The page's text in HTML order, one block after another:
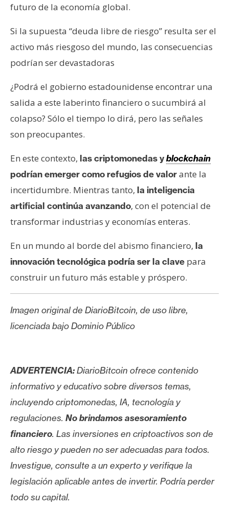
futuro de la economía global.
Si la supuesta “deuda libre de riesgo” resulta ser el
activo más riesgoso del mundo, las consecuencias
podrían ser devastadoras
¿Podrá el gobierno estadounidense encontrar una
salida a este laberinto financiero o sucumbirá al
colapso? Sólo el tiempo lo dirá, pero las señales
son preocupantes.
En este contexto, las criptomonedas yblockchain
podrían emerger como refugios de valorante la
incertidumbre. Mientras tanto, la inteligencia
artificial continúa avanzando, con el potencial de
transformar industrias y economías enteras.
En un mundo al borde del abismo financiero, la
innovación tecnológica podría ser la clave para
construir un futuro más estable y próspero.
Imagen original de DiarioBitcoin, de uso libre,
licenciada bajo Dominio Público
ADVERTENCIA:DiarioBitcoin ofrece contenido
informativo y educativo sobre diversos temas,
incluyendo criptomonedas, IA, tecnología y
regulaciones. No brindamos asesoramiento
financiero. Las inversiones en criptoactivos son de
alto riesgo y pueden no ser adecuadas para todos.
Investigue, consulte a un experto y verifique la
legislación aplicable antes de invertir. Podría perder
todo su capital.